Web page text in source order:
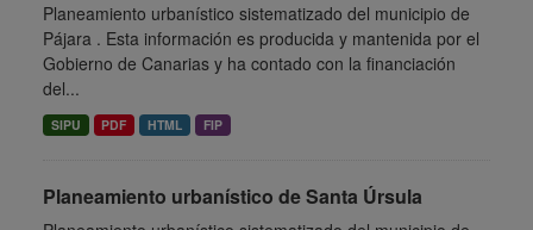
Planeamiento urbanístico sistematizado del municipio de
Pájara . Esta información es producida y mantenida por el
Gobierno de Canarias y ha contado con la financiación
del...
SIPU PDF HTML FIP
Planeamiento urbanístico de Santa Úrsula